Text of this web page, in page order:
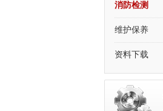
消防检测
维护保养
资料下载